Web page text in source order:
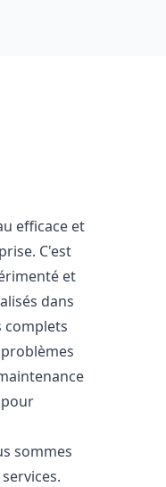
efficace et
C'est
et
dans
complets
sommes